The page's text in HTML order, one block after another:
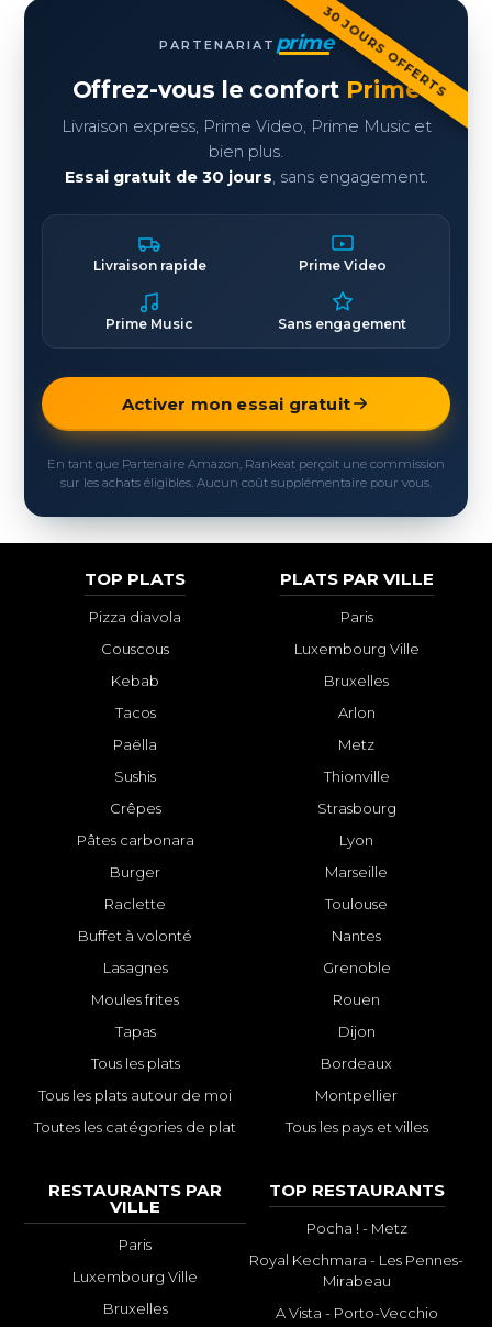
30 JOURS OFFERTS
PARTENARIAT prime
Offrez-vous le confort Prime
Livraison express, Prime Video, Prime Music et
bien plus.
Essai gratuit de 30 jours, sans engagement.
Livraison rapide Prime Video
Prime Music Sans engagement
Activer mon essai gratuit
En tant que Partenaire Amazon, Rankeat perçoit une commission
sur les achats éligibles. Aucun coût supplémentaire pour vous.
TOP PLATS
Pizza diavola
Couscous
Kebab
Tacos
Paëlla
Sushis
Crêpes
Pâtes carbonara
Burger
Raclette
Buffet à volonté
Lasagnes
Moules frites
Tapas
Tous les plats
Tous les plats autour de moi
Toutes les catégories de plat
PLATS PAR VILLE
Paris
Luxembourg Ville
Bruxelles
Arlon
Metz
Thionville
Strasbourg
Lyon
Marseille
Toulouse
Nantes
Grenoble
Rouen
Dijon
Bordeaux
Montpellier
Tous les pays et villes
RESTAURANTS PAR
VILLE
Paris
Luxembourg Ville
Bruxelles
TOP RESTAURANTS
Pocha ! - Metz
Royal Kechmara - Les Pennes-
Mirabeau
A Vista - Porto-Vecchio